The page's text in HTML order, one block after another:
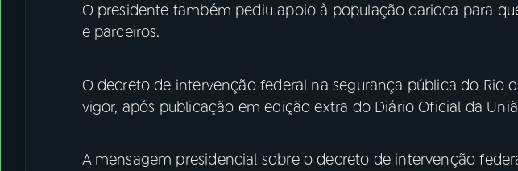
O presidente também pediu apoio à população carioca para
e parceiros.
O decreto de intervenção federal na segurança pública do Rio
vigor, após publicação em edição extra do Diário Oficial da
A mensagem presidencial sobre o decreto de intervenção